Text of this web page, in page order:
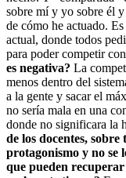
sobre mí y yo sobre él
de cómo he actuado.
actual, donde todos
para poder competir
es negativa? La
menos dentro del
a la gente y sacar el
no sería mala en una
donde no significara la
de los docentes, sobre
protagonismo y no se
que pueden